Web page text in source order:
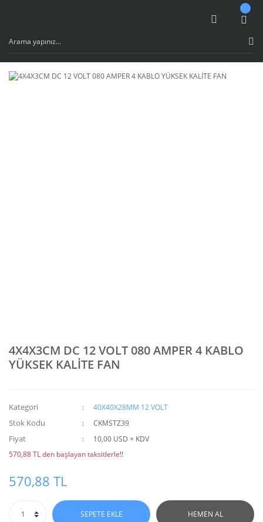
4X4X3CM DC 12 VOLT 080 AMPER 4 KABLO
YÜKSEK KALİTE FAN
Kategori 40X40X28MM 12 VOLT
Stok Kodu CKMSTZ39
Fiyat
10,00 USD + KDV
570,88 TL den başlayan taksitlerle!!
570,88 TL
SEPETE EKLE HEMEN AL